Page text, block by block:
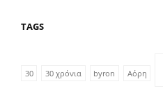
TAGS
30 30 χρόνια byron Αόρη